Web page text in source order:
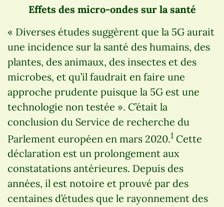
Effets des micro-ondes sur la santé
« Diverses études suggèrent que la 5G aurait
une incidence sur la santé des humains, des
plantes, des animaux, des insectes et des
microbes, et qu’il faudrait en faire une
approche prudente puisque la 5G est une
technologie non testée ». C’était la
conclusion du Service de recherche du
Parlement européen en mars 2020.1 Cette
déclaration est un prolongement aux
constatations antérieures. Depuis des
années, il est notoire et prouvé par des
centaines d’études que le rayonnement des